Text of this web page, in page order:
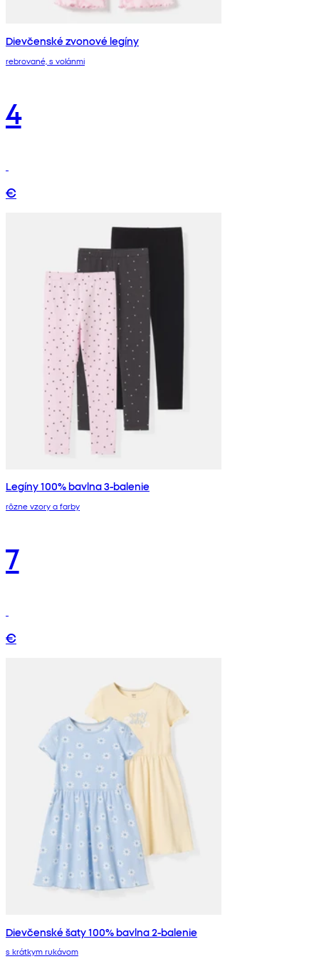
Dievčenské zvonové legíny
rebrované, s volánmi
4
€
Legíny 100% bavlna 3-balenie
rôzne vzory a farby
7
€
Dievčenské šaty 100% bavlna 2-balenie
s krátkym rukávom